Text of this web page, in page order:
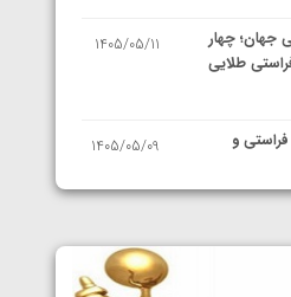
جهان؛ چهار
طلایی
1405/05/11
و
1405/05/09